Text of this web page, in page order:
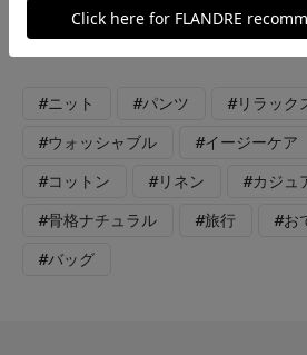
としたシルエットで、バランス良く着
ぎない、大人なリラックスコーデです。
#ニット #パンツ #リラック
#ウォッシャブル #イージーケア
#コットン #リネン #カジュ
#骨格ナチュラル #旅行 #お
#バッグ